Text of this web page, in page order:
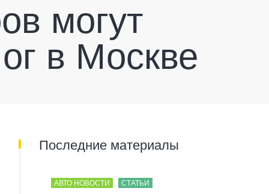
могут
в Москве
Последние материалы
АВТО НОВОСТИ СТАТЬИ